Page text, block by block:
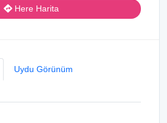
Here Harita
Uydu Görünüm